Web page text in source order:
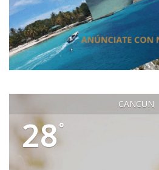
CANCUN
28°